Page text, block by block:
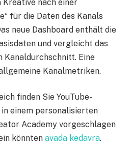
Kreative nach einer
für die Daten des Kanals
neue Dashboard enthält die
und vergleicht das
Kanaldurchschnitt. Eine
Kanalmetriken.
finden Sie YouTube-
einem personalisierten
Academy vorgeschlagen
könnten avada kedavra.